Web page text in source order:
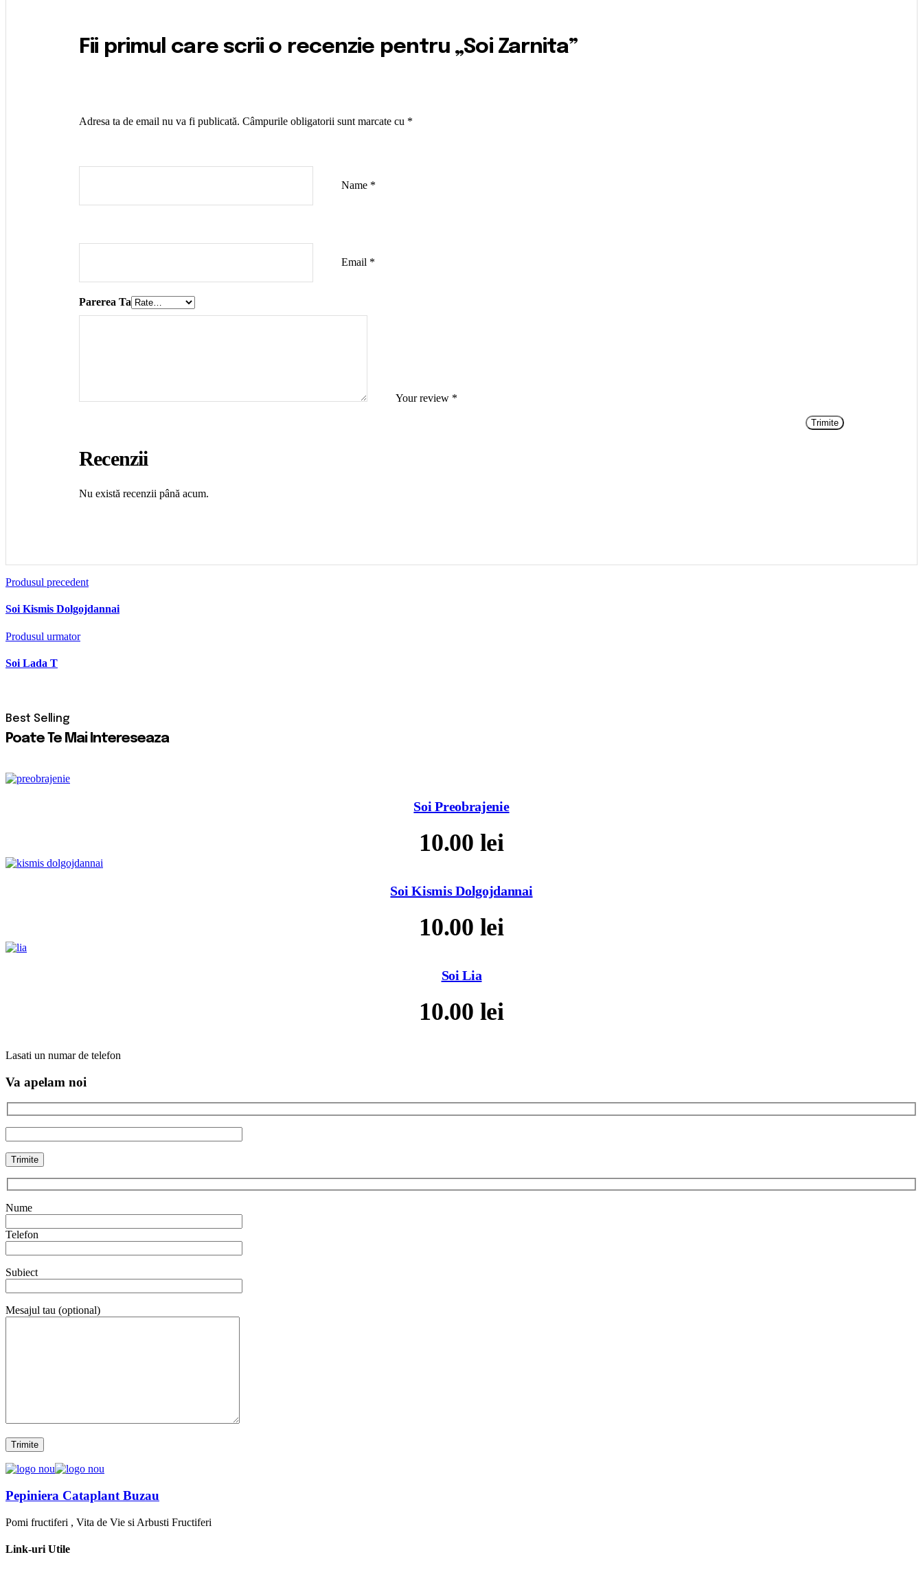
Recenzii
Nu există recenzii până acum.
Fii primul care scrii o recenzie pentru „Soi Zarnita”
Adresa ta de email nu va fi publicată. Câmpurile obligatorii sunt marcate cu *
Name *
Email *
Parerea Ta
Your review *
Produsul precedent
Soi Kismis Dolgojdannai
Produsul urmator
Soi Lada T
Poate Te Mai Intereseaza
Soi Preobrajenie
10.00 lei
Soi Kismis Dolgojdannai
10.00 lei
Soi Lia
10.00 lei
Lasati un numar de telefon
Va apelam noi
Nume
Telefon
Subiect
Mesajul tau (optional)
Pepiniera Cataplant Buzau
Pomi fructiferi , Vita de Vie si Arbusti Fructiferi
Link-uri Utile